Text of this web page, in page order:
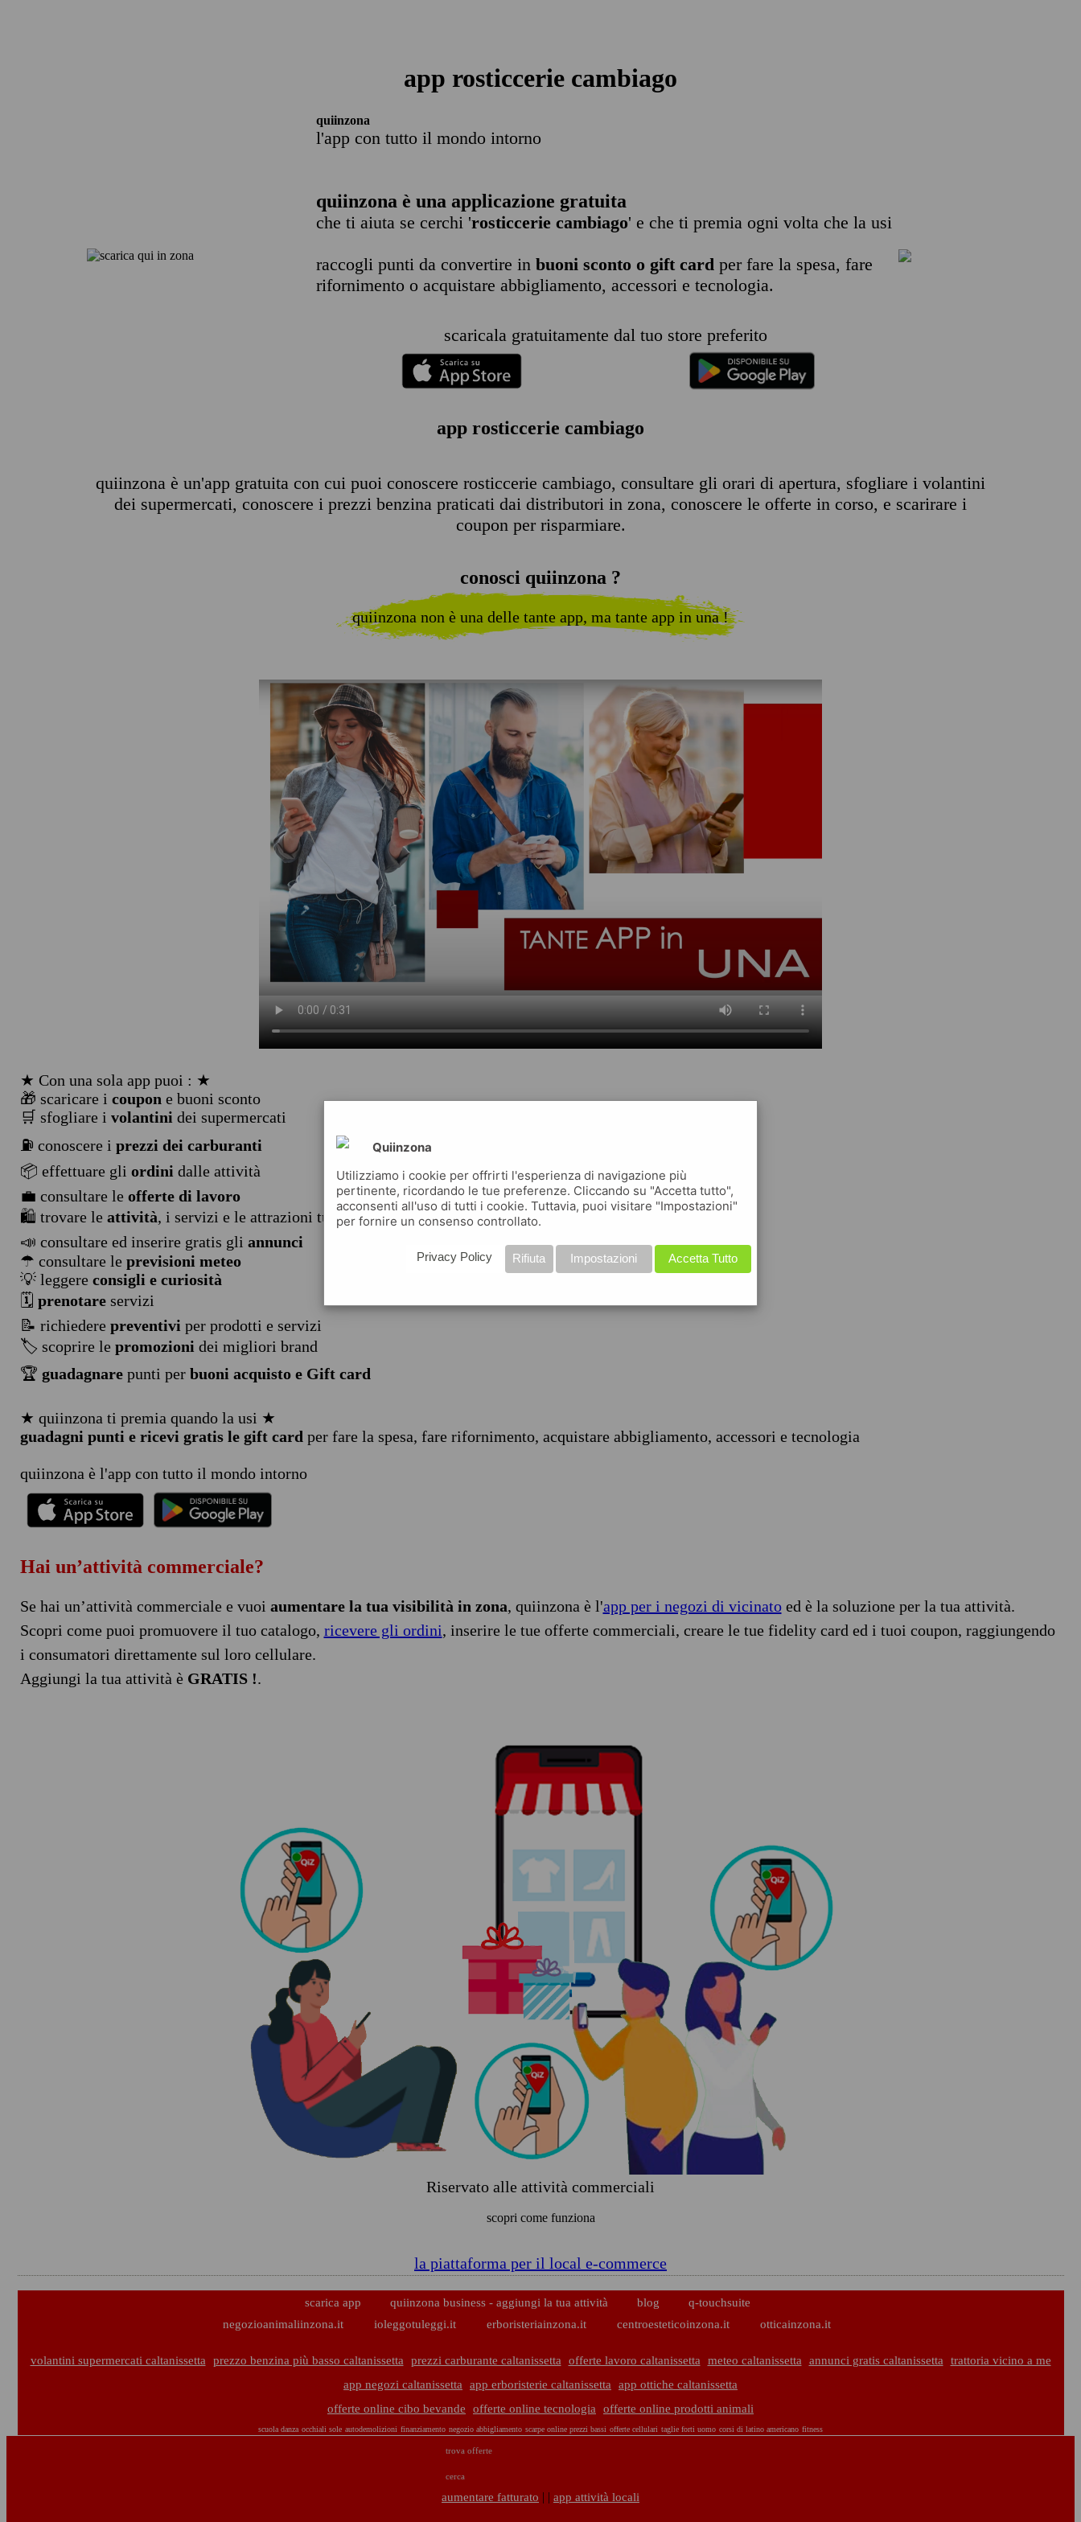
app rosticcerie cambiago
quiinzona
l'app con tutto il mondo intorno
quiinzona è una applicazione gratuita
che ti aiuta se cerchi 'rosticcerie cambiago' e che ti premia ogni volta che la usi
raccogli punti da convertire in buoni sconto o gift card per fare la spesa, fare
rifornimento o acquistare abbigliamento, accessori e tecnologia.
scaricala gratuitamente dal tuo store preferito
app rosticcerie cambiago
quiinzona è un'app gratuita con cui puoi conoscere rosticcerie cambiago, consultare gli orari di apertura, sfogliare i volantini
dei supermercati, conoscere i prezzi benzina praticati dai distributori in zona, conoscere le offerte in corso, e scarirare i
coupon per risparmiare.
conosci quiinzona ?
quiinzona non è una delle tante app, ma tante app in una !
★ Con una sola app puoi : ★
🎁 scaricare i coupon e buoni sconto
🛒 sfogliare i volantini dei supermercati
⛽ conoscere i prezzi dei carburanti
📦 effettuare gli ordini dalle attività
💼 consultare le offerte di lavoro
🛍️ trovare le attività, i servizi e le attrazioni turistiche
📣 consultare ed inserire gratis gli annunci
☂ consultare le previsioni meteo
💡 leggere consigli e curiosità
🗓️ prenotareservizi
📝 richiedere preventivi per prodotti e servizi
🏷️ scoprire le promozioni dei migliori brand
🏆 guadagnarepunti per buoni acquisto e Gift card
★ quiinzona ti premia quando la usi ★
guadagni punti e ricevi gratis le gift card per fare la spesa, fare rifornimento, acquistare abbigliamento, accessori e tecnologia
quiinzona è l'app con tutto il mondo intorno
Hai un’attività commerciale?
Se hai un’attività commerciale e vuoi aumentare la tua visibilità in zona, quiinzona è l'app per i negozi di vicinatoed è la soluzione per la tua attività.
Scopri come puoi promuovere il tuo catalogo, ricevere gli ordini, inserire le tue offerte commerciali, creare le tue fidelity card ed i tuoi coupon, raggiungendo
i consumatori direttamente sul loro cellulare.
Aggiungi la tua attività è GRATIS !.
Riservato alle attività commerciali
scopri come funziona
la piattaforma per il local e-commerce
scarica app quiinzona business - aggiungi la tua attività blog
q-touchsuite
negozioanimaliinzona.it
ioleggotuleggi.it erboristeriainzona.it centroesteticoinzona.it otticainzona.it
volantini supermercati caltanissetta prezzo benzina più basso caltanissetta prezzi carburante caltanissetta offerte lavoro caltanissetta meteo caltanissetta annunci gratis caltanissetta
trattoria vicino a me
app negozi caltanissetta
app erboristerie caltanissetta
app ottiche caltanissetta
offerte online cibo bevande
offerte online tecnologia offerte online prodotti animali
scuola danza occhiali sole autodemolizioni finanziamento negozio abbigliamento scarpe online prezzi bassi offerte cellulari taglie forti uomo corsi di latino americano fitness
trova offerte
cerca
aumentare fatturato | | app attività locali
Quiinzona
Utilizziamo i cookie per offrirti l'esperienza di navigazione più
pertinente, ricordando le tue preferenze. Cliccando su "Accetta tutto",
acconsenti all'uso di tutti i cookie. Tuttavia, puoi visitare "Impostazioni"
per fornire un consenso controllato.
Accetta Tutto
Impostazioni
Rifiuta
Privacy Policy